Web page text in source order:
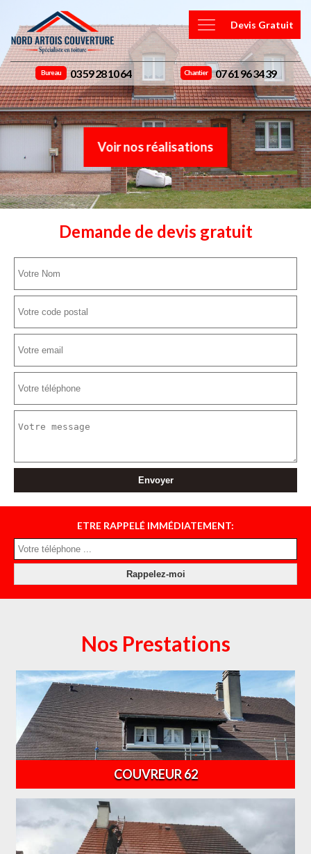
Devis Gratuit
Bureau 03 59 28 10 64 Chantier 07 61 96 34 39
Voir nos réalisations
Demande de devis gratuit
ETRE RAPPELÉ IMMÉDIATEMENT:
Nos Prestations
COUVREUR 62